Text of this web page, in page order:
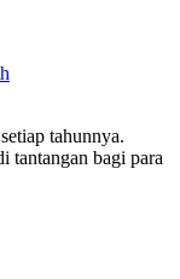
tahunnya.
tantangan bagi para